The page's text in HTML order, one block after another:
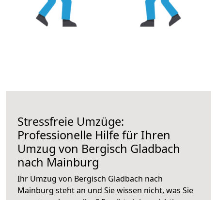
Stressfreie Umzüge:
Professionelle Hilfe für Ihren
Umzug von Bergisch Gladbach
nach Mainburg
Ihr Umzug von Bergisch Gladbach nach
Mainburg steht an und Sie wissen nicht, was Sie